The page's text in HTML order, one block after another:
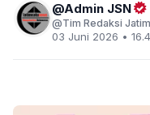
Admin JSN
Tim Redaksi
03 Juni 2026 •